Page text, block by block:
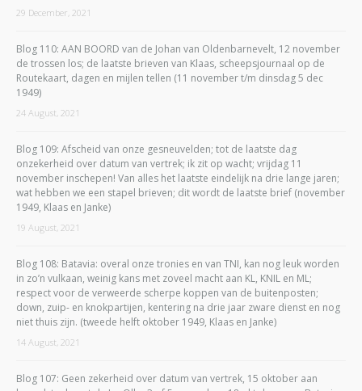
29 December, 2021
Blog 110: AAN BOORD van de Johan van Oldenbarnevelt, 12 november
de trossen los; de laatste brieven van Klaas, scheepsjournaal op de
Routekaart, dagen en mijlen tellen (11 november t/m dinsdag 5 dec
1949)
24 August, 2021
Blog 109: Afscheid van onze gesneuvelden; tot de laatste dag
onzekerheid over datum van vertrek; ik zit op wacht; vrijdag 11
november inschepen! Van alles het laatste eindelijk na drie lange jaren;
wat hebben we een stapel brieven; dit wordt de laatste brief (november
1949, Klaas en Janke)
19 August, 2021
Blog 108: Batavia: overal onze tronies en van TNI, kan nog leuk worden
in zo’n vulkaan, weinig kans met zoveel macht aan KL, KNIL en ML;
respect voor de verweerde scherpe koppen van de buitenposten;
down, zuip- en knokpartijen, kentering na drie jaar zware dienst en nog
niet thuis zijn. (tweede helft oktober 1949, Klaas en Janke)
14 August, 2021
Blog 107: Geen zekerheid over datum van vertrek, 15 oktober aan